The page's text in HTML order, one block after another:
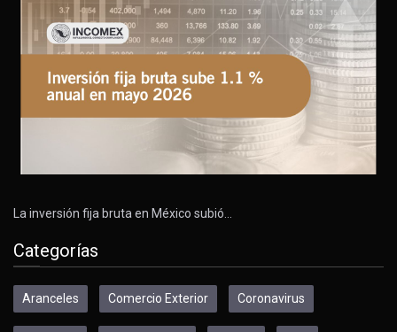
La inversión fija bruta en México subió…
Categorías
Aranceles Comercio Exterior Coronavirus